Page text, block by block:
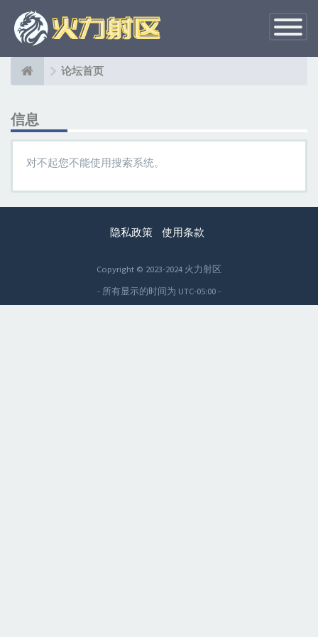
切
换
导
论坛首页
信息
对不起您不能使用搜索系统。
隐私政策 使用条款
Copyright © 2023-2024 火力射区
- 所有显示的时间为 UTC-05:00-